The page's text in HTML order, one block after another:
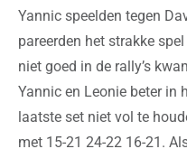
Yannic speelden tegen
pareerden het strakke
niet goed in de rally’s
Yannic en Leonie beter in
laatste set niet vol te
met 15-21 24-22 16-21.